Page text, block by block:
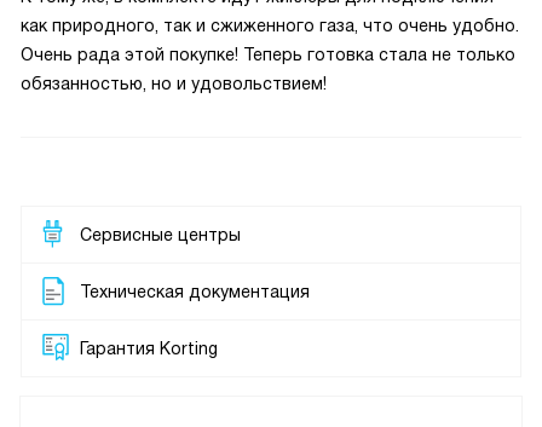
как природного, так и сжиженного газа, что очень удобно.
Очень рада этой покупке! Теперь готовка стала не только
обязанностью, но и удовольствием!
Сервисные центры
Техническая документация
Гарантия Korting